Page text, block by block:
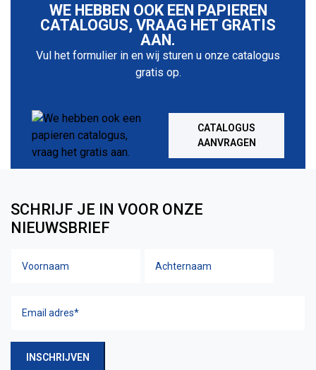
WE HEBBEN OOK EEN PAPIEREN
CATALOGUS, VRAAG HET GRATIS
AAN.
Vul het formulier in en wij sturen u onze catalogus
gratis op.
CATALOGUS
AANVRAGEN
SCHRIJF JE IN VOOR ONZE
NIEUWSBRIEF
Naam
adres(Vereist)
INSCHRIJVEN